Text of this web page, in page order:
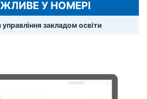
У НОМЕРІ
закладом освіти